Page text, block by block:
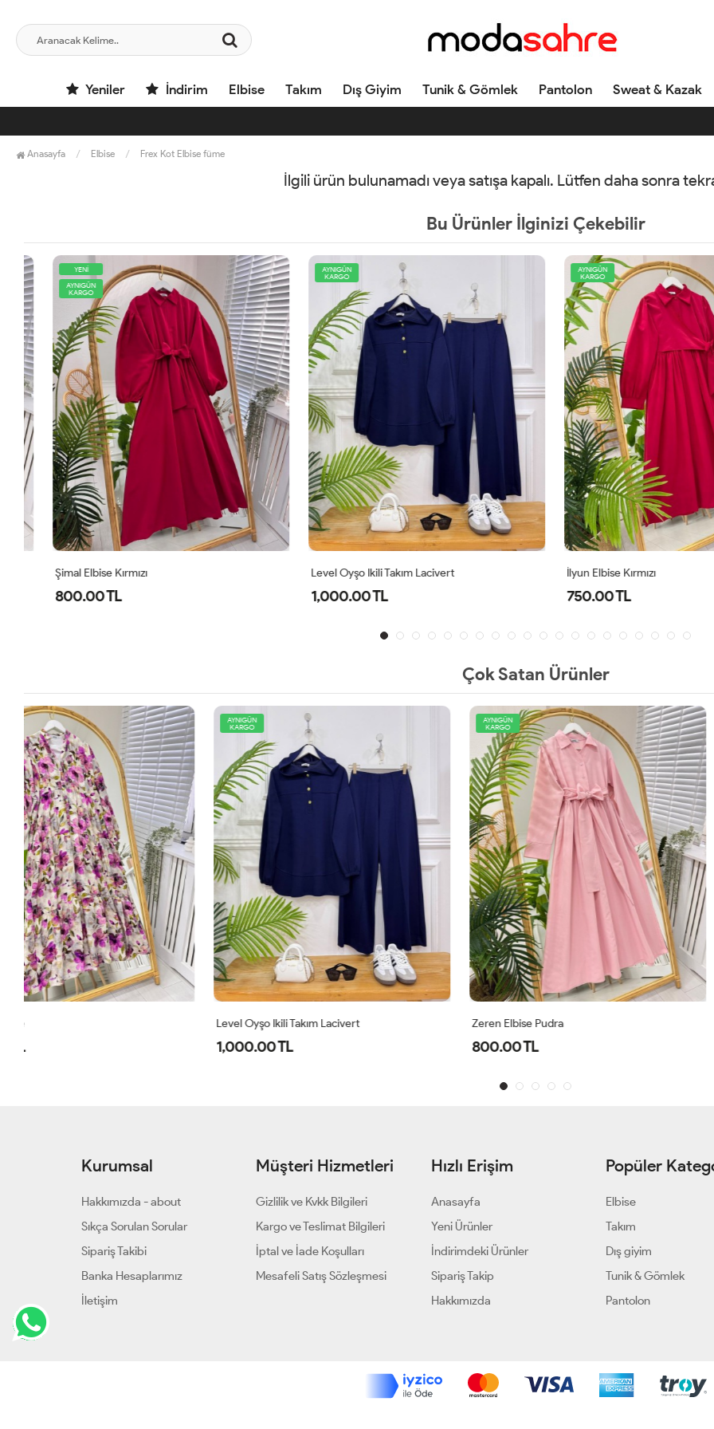
Yeniler İndirim Elbise Takım Dış Giyim Tunik & Gömlek Pantolon Sweat & Kazak
Anasayfa Elbise Frex Kot Elbise füme
İlgili ürün bulunamadı veya satışa kapalı. Lütfen daha sonra
Bu Ürünler İlginizi Çekebilir
AYNIGÜN
KARGO
Şimal Elbise Kırmızı
800.00 TL
AYNIGÜN
KARGO
Level Oyşo Ikili Takım Lacivert
1,000.00 TL
AYNIGÜN
KARGO
İlyun Elbise Kırmızı
750.00 TL
Çok Satan Ürünler
AYNIGÜN
KARGO
AYNIGÜN
Zeren Elbise Pudra
800.00 TL
AYNIGÜN
KARGO
Zeren Elbise Mor
Kurumsal
Hakkımızda - about
Sıkça Sorulan Sorular
Sipariş Takibi
Banka Hesaplarımız
İletişim
Müşteri Hizmetleri
Gizlilik ve Kvkk Bilgileri
Kargo ve Teslimat Bilgileri
İptal ve İade Koşulları
Mesafeli Satış Sözleşmesi
Hızlı Erişim
Anasayfa
Yeni Ürünler
İndirimdeki Ürünler
Sipariş Takip
Hakkımızda
Popüler
Elbise
Takım
Dış giyim
Tunik & Gömlek
Pantolon